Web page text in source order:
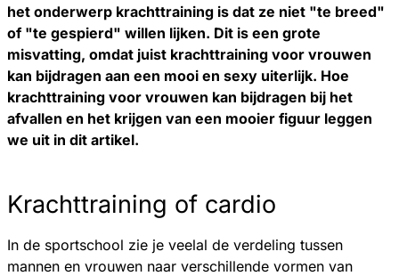
het onderwerp krachttraining is dat ze niet "te breed"
of "te gespierd" willen lijken. Dit is een grote
misvatting, omdat juist krachttraining voor vrouwen
kan bijdragen aan een mooi en sexy uiterlijk. Hoe
krachttraining voor vrouwen kan bijdragen bij het
afvallen en het krijgen van een mooier figuur leggen
we uit in dit artikel.
Krachttraining of cardio
In de sportschool zie je veelal de verdeling tussen
mannen en vrouwen naar verschillende vormen van